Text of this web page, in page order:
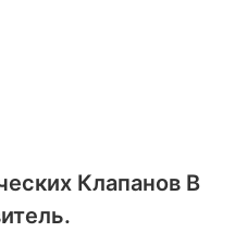
Клапанов В